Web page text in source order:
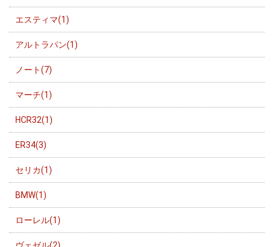
エスティマ(1)
アルトラパン(1)
ノート(7)
マーチ(1)
HCR32(1)
ER34(3)
セリカ(1)
BMW(1)
ローレル(1)